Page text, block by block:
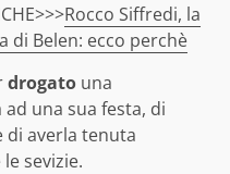
Rocco Siffredi, la
di Belen: ecco perchè
drogato una
una sua festa, di
di averla tenuta
sevizie.